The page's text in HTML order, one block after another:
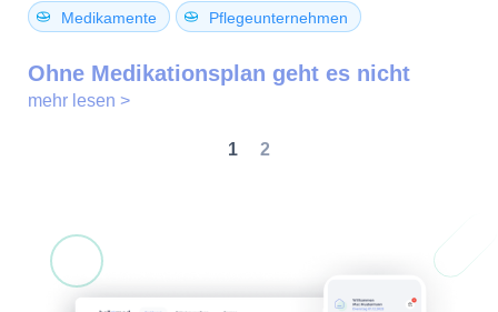
Medikamente Pflegeunternehmen
Ohne Medikationsplan geht es nicht
mehr lesen >
1 2